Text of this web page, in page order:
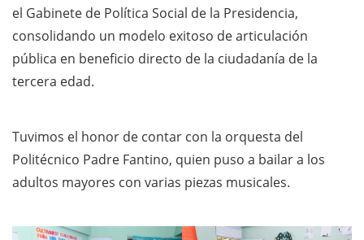
el Gabinete de Política Social de la Presidencia,
consolidando un modelo exitoso de articulación
pública en beneficio directo de la ciudadanía de la
tercera edad.
Tuvimos el honor de contar con la orquesta del
Politécnico Padre Fantino, quien puso a bailar a los
adultos mayores con varias piezas musicales.